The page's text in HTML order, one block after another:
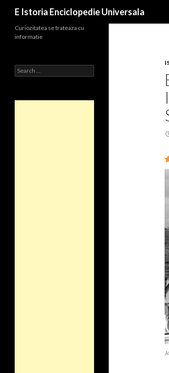
E Istoria Enciclopedie Universala
Curiozitatea se trateaza cu
informatie
Search
for: